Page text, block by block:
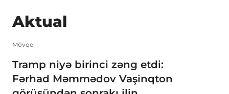
Aktual
Mövqe
Tramp niyə birinci zəng etdi:
Fərhad Məmmədov Vaşinqton